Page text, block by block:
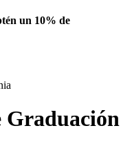
un 10% de
Graduación